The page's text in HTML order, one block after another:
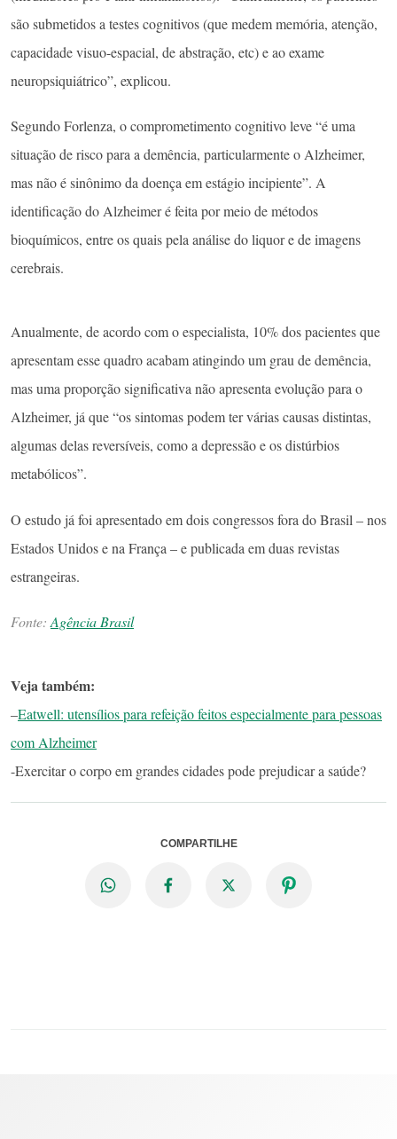
são submetidos a testes cognitivos (que medem memória, atenção,
capacidade visuo-espacial, de abstração, etc) e ao exame
neuropsiquiátrico”, explicou.
Segundo Forlenza, o comprometimento cognitivo leve “é uma
situação de risco para a demência, particularmente o Alzheimer,
mas não é sinônimo da doença em estágio incipiente”. A
identificação do Alzheimer é feita por meio de métodos
bioquímicos, entre os quais pela análise do liquor e de imagens
cerebrais.
Anualmente, de acordo com o especialista, 10% dos pacientes que
apresentam esse quadro acabam atingindo um grau de demência,
mas uma proporção significativa não apresenta evolução para o
Alzheimer, já que “os sintomas podem ter várias causas distintas,
algumas delas reversíveis, como a depressão e os distúrbios
metabólicos”.
O estudo já foi apresentado em dois congressos fora do Brasil – nos
Estados Unidos e na França – e publicada em duas revistas
estrangeiras.
Fonte: Agência Brasil
Veja também:
–Eatwell: utensílios para refeição feitos especialmente para pessoas
com Alzheimer
-Exercitar o corpo em grandes cidades pode prejudicar a saúde?
COMPARTILHE